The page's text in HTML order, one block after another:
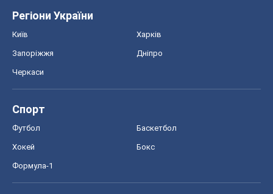
Регіони України
Київ Харків
Запоріжжя Дніпро
Черкаси
Спорт
Футбол Баскетбол
Хокей Бокс
Формула-1